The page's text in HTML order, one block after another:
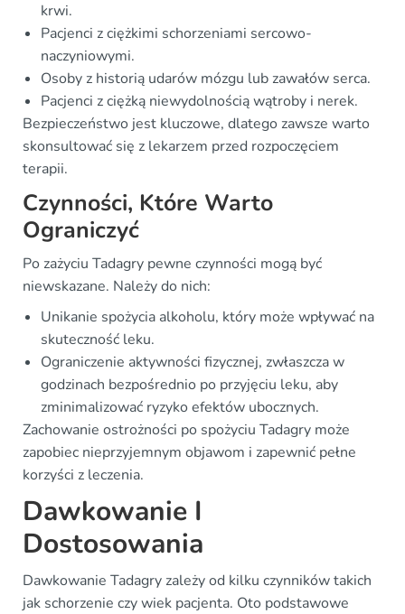
krwi.
Pacjenci z ciężkimi schorzeniami sercowo-
naczyniowymi.
Osoby z historią udarów mózgu lub zawałów serca.
Pacjenci z ciężką niewydolnością wątroby i nerek.
Bezpieczeństwo jest kluczowe, dlatego zawsze warto
skonsultować się z lekarzem przed rozpoczęciem
terapii.
Czynności, Które Warto
Ograniczyć
Po zażyciu Tadagry pewne czynności mogą być
niewskazane. Należy do nich:
Unikanie spożycia alkoholu, który może wpływać na
skuteczność leku.
Ograniczenie aktywności fizycznej, zwłaszcza w
godzinach bezpośrednio po przyjęciu leku, aby
zminimalizować ryzyko efektów ubocznych.
Zachowanie ostrożności po spożyciu Tadagry może
zapobiec nieprzyjemnym objawom i zapewnić pełne
korzyści z leczenia.
Dawkowanie I
Dostosowania
Dawkowanie Tadagry zależy od kilku czynników takich
jak schorzenie czy wiek pacjenta. Oto podstawowe